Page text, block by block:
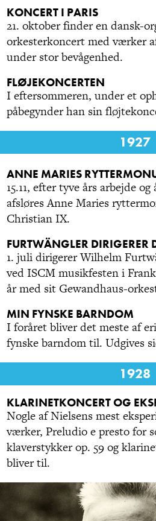
KONCERT I PARIS
21. oktober finder en dansk-
orkesterkoncert med værker
under stor bevågenhed.
FLØJEKONCERTEN
I eftersommeren, under et
påbegynder han sin
1927
ANNE MARIES
15.11, efter tyve års arbejde
afsløres Anne Maries
Christian IX.
FURTWÄNGLER DIRIGERER
1. juli dirigerer Wilhelm
ved ISCM musikfesten i
år med sit Gewandhaus-
MIN FYNSKE BARNDOM
I foråret bliver det meste af
fynske barndom til. Udgives
1928
KLARINETKONCERT OG
Nogle af Nielsens mest
værker, Preludio e presto for
klaverstykker op. 59 og
bliver til.